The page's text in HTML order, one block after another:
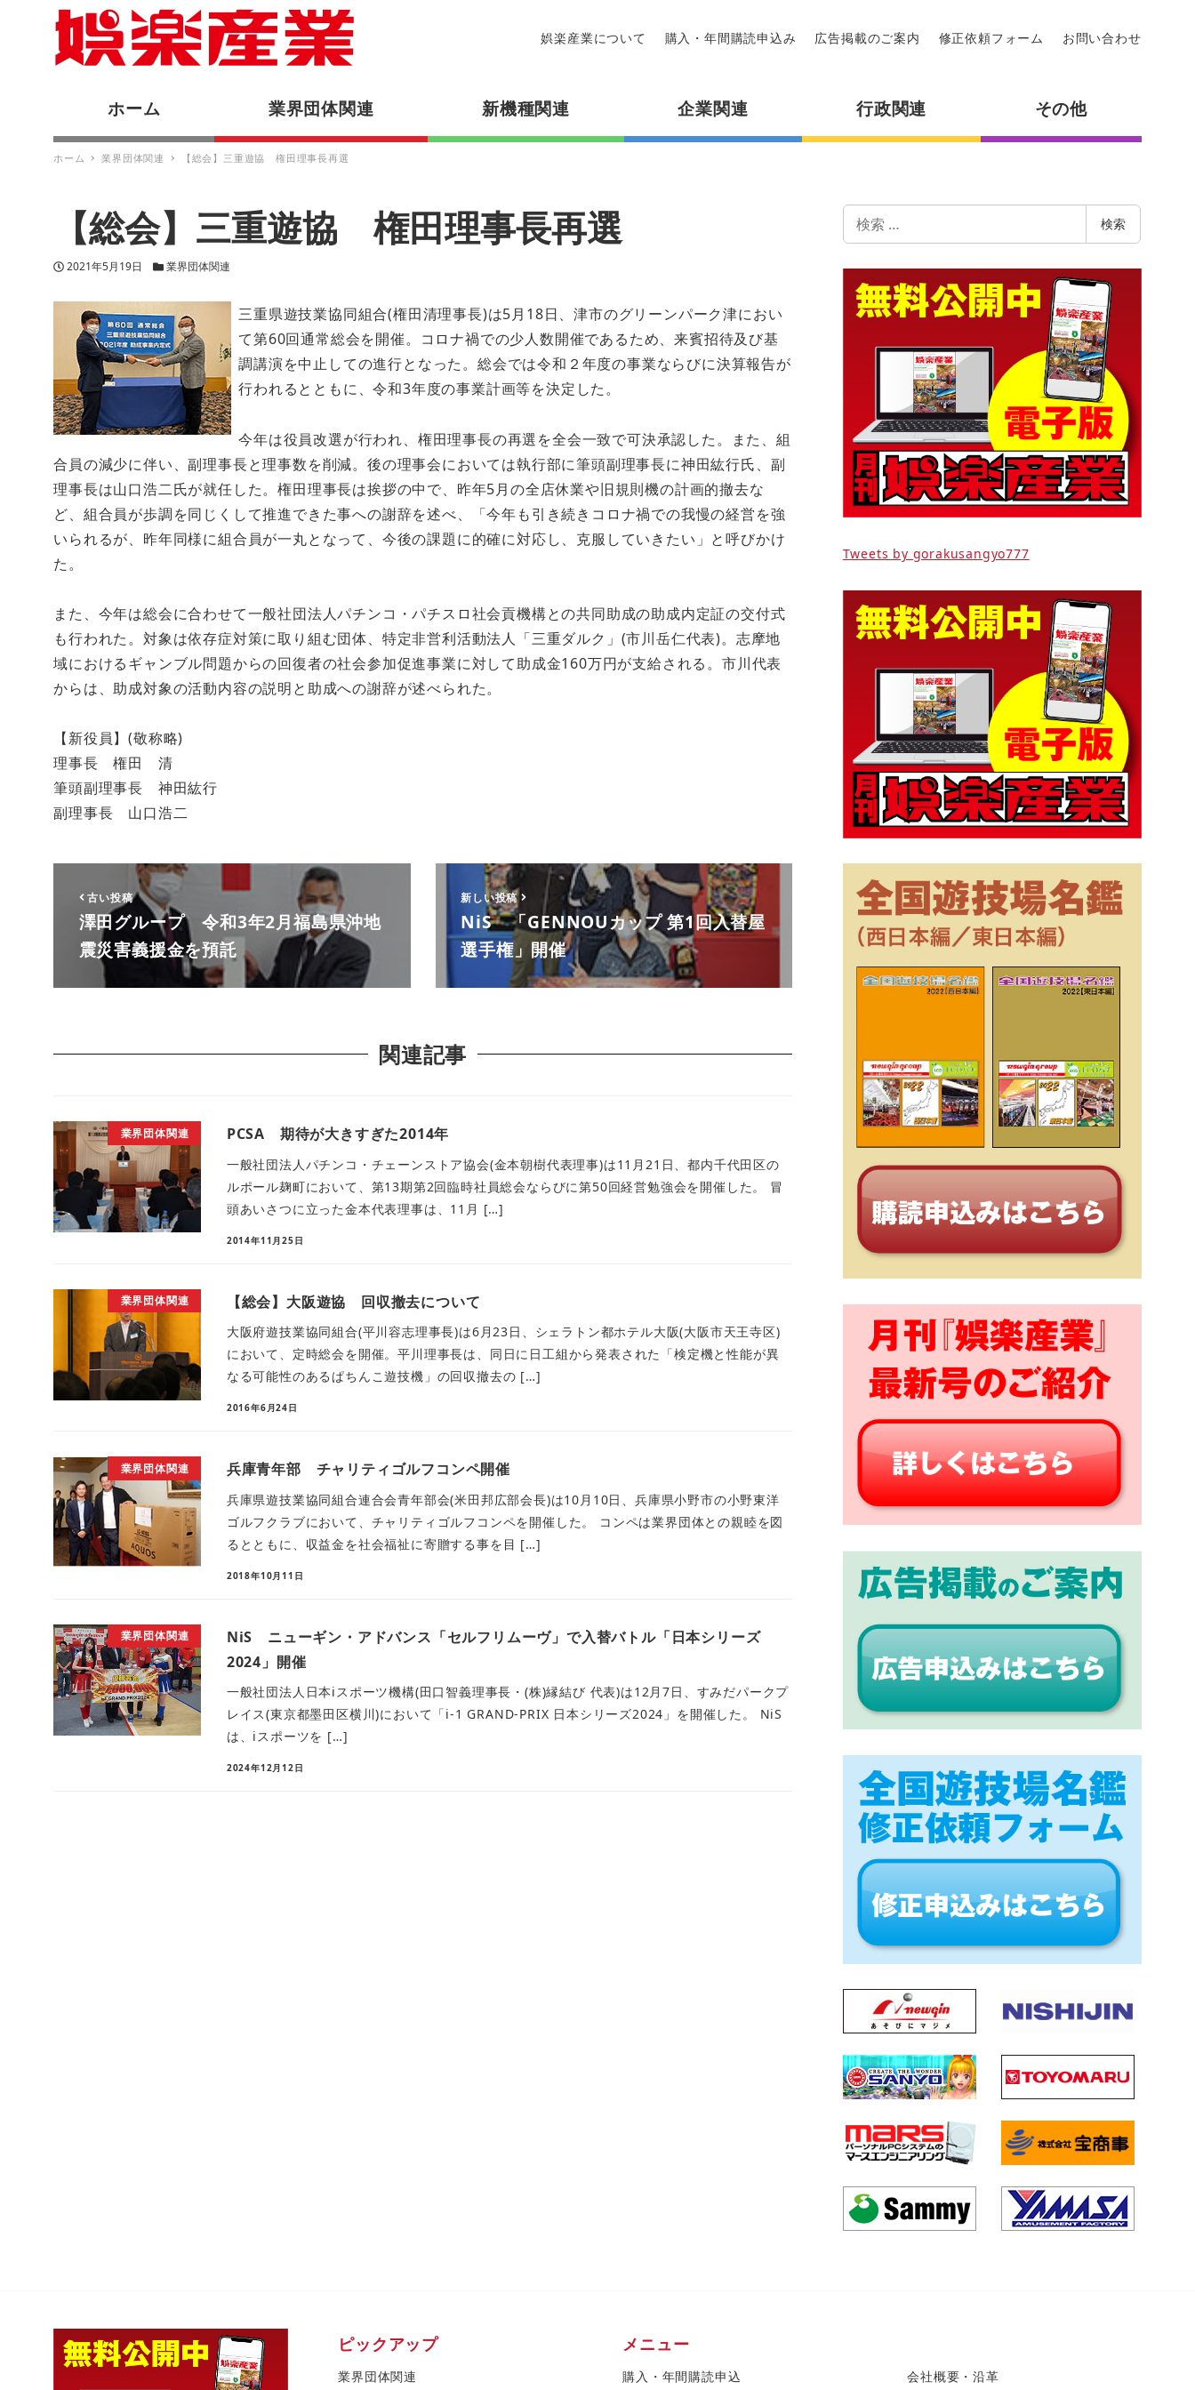
娯楽産業について 購入・年間購読申込み 広告掲載のご案内 修正依頼フォーム お問い合わせ
ホーム 業界団体関連 新機種関連 企業関連 行政関連 その他
ホーム 業界団体関連 【総会】三重遊協 権田理事長再選
【総会】三重遊協 権田理事長再選
投稿日
2021年5月19日 カテゴリー
業界団体関連
三重県遊技業協同組合(権田清理事長)は5月18日、津市のグリーンパーク津におい
て第60回通常総会を開催。コロナ禍での少人数開催であるため、来賓招待及び基
調講演を中止しての進行となった。総会では令和２年度の事業ならびに決算報告が
行われるとともに、令和3年度の事業計画等を決定した。
今年は役員改選が行われ、権田理事長の再選を全会一致で可決承認した。また、組
合員の減少に伴い、副理事長と理事数を削減。後の理事会においては執行部に筆頭副理事長に神田紘行氏、副
理事長は山口浩二氏が就任した。権田理事長は挨拶の中で、昨年5月の全店休業や旧規則機の計画的撤去な
ど、組合員が歩調を同じくして推進できた事への謝辞を述べ、「今年も引き続きコロナ禍での我慢の経営を強
いられるが、昨年同様に組合員が一丸となって、今後の課題に的確に対応し、克服していきたい」と呼びかけ
た。
また、今年は総会に合わせて一般社団法人パチンコ・パチスロ社会貢機構との共同助成の助成内定証の交付式
も行われた。対象は依存症対策に取り組む団体、特定非営利活動法人「三重ダルク」(市川岳仁代表)。志摩地
域におけるギャンブル問題からの回復者の社会参加促進事業に対して助成金160万円が支給される。市川代表
からは、助成対象の活動内容の説明と助成への謝辞が述べられた。
【新役員】(敬称略)
理事長 権田 清
筆頭副理事長 神田紘行
副理事長 山口浩二
古い投稿
澤田グループ 令和3年2月福島県沖地
震災害義援金を預託
新しい投稿
NiS 「GENNOUカップ 第1回入替屋
選手権」開催
関連記事
業界団体関連 PCSA 期待が大きすぎた2014年
一般社団法人パチンコ・チェーンストア協会(金本朝樹代表理事)は11月21日、都内千代田区の
ルポール麹町において、第13期第2回臨時社員総会ならびに第50回経営勉強会を開催した。 冒
頭あいさつに立った金本代表理事は、11月 […]
2014年11月25日
業界団体関連 【総会】大阪遊協 回収撤去について
大阪府遊技業協同組合(平川容志理事長)は6月23日、シェラトン都ホテル大阪(大阪市天王寺区)
において、定時総会を開催。平川理事長は、同日に日工組から発表された「検定機と性能が異
なる可能性のあるぱちんこ遊技機」の回収撤去の […]
2016年6月24日
業界団体関連 兵庫青年部 チャリティゴルフコンペ開催
兵庫県遊技業協同組合連合会青年部会(米田邦広部会長)は10月10日、兵庫県小野市の小野東洋
ゴルフクラブにおいて、チャリティゴルフコンペを開催した。 コンペは業界団体との親睦を図
るとともに、収益金を社会福祉に寄贈する事を目 […]
2018年10月11日
業界団体関連
NiS ニューギン・アドバンス「セルフリムーヴ」で入替バトル「日本シリーズ
2024」開催
一般社団法人日本iスポーツ機構(田口智義理事長・(株)縁結び 代表)は12月7日、すみだパークプ
レイス(東京都墨田区横川)において「i-1 GRAND-PRIX 日本シリーズ2024」を開催した。 NiS
は、iスポーツを […]
2024年12月12日
索
検索
Tweets by gorakusangyo777
ピックアップ
業界団体関連
メニュー
購入・年間購読申込 会社概要・沿革